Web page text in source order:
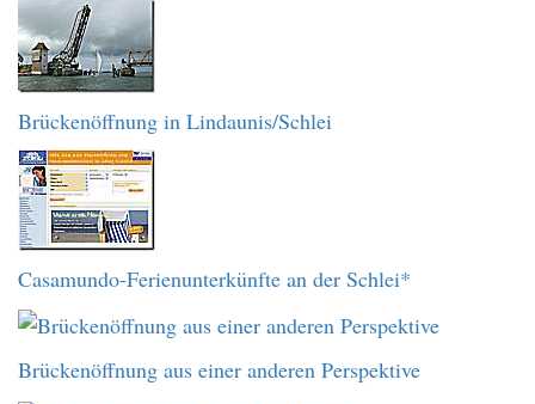
Brückenöffnung in Lindaunis/Schlei
Casamundo-Ferienunterkünfte an der Schlei*
Brückenöffnung aus einer anderen Perspektive